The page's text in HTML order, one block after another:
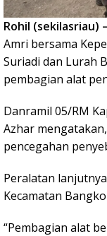
Rohil (sekilasriau)
Amri bersama
Suriadi dan Lurah
pembagian alat
Danramil 05/RM
Azhar
pencegahan
Peralatan
Kecamatan
“Pembagian alat